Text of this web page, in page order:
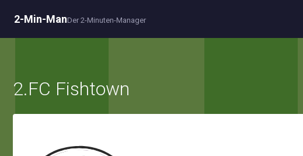
2-Min-ManDer 2-Minuten-Manager
2.FC Fishtown